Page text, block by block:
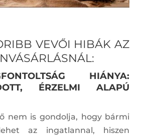
VEVŐI HIBÁK AZ
HIÁNYA:
ÉRZELMI ALAPÚ
nem is gondolja, hogy bármi
az ingatlannal, hiszen